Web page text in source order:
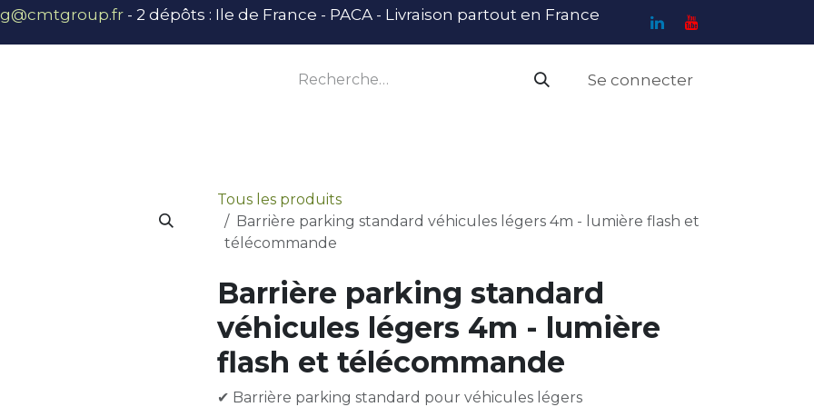
- 2 dépôts : Ile de France - PACA - Livraison partout en France
Se connecter
Tous les produits
Barrière parking standard véhicules légers 4m - lumière flash et
télécommande
Barrière parking standard
véhicules légers 4m - lumière
flash et télécommande
✔ Barrière parking standard pour véhicules légers